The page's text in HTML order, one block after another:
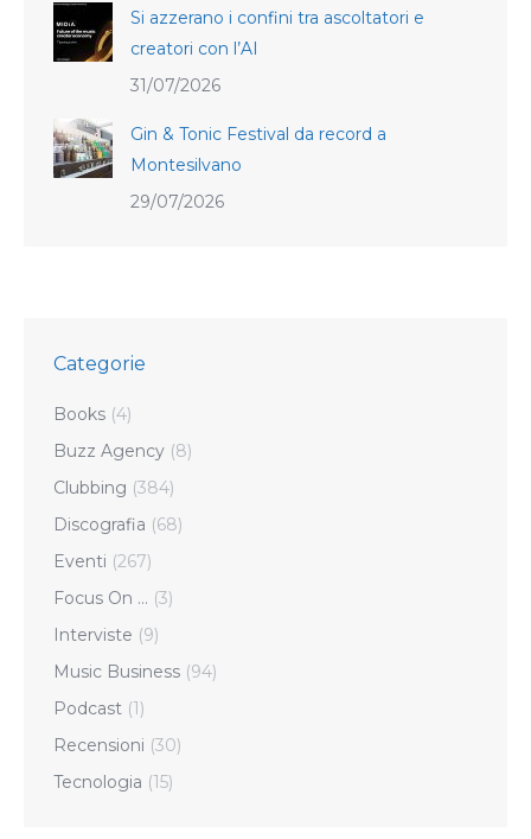
Si azzerano i confini tra ascoltatori e
creatori con l’AI
31/07/2026
Gin & Tonic Festival da record a
Montesilvano
29/07/2026
Categorie
Books (4)
Buzz Agency (8)
Clubbing (384)
Discografia (68)
Eventi (267)
Focus On … (3)
Interviste (9)
Music Business (94)
Podcast (1)
Recensioni (30)
Tecnologia (15)